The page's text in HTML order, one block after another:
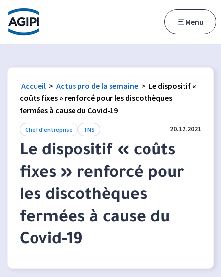
Accès au menu
Accès au contenu principal
Menu
Accueil > Actus pro de la semaine > Le dispositif «
coûts fixes » renforcé pour les discothèques
fermées à cause du Covid-19
Chef d'entreprise TNS 20.12.2021
Le dispositif « coûts
fixes » renforcé pour
les discothèques
fermées à cause du
Covid-19